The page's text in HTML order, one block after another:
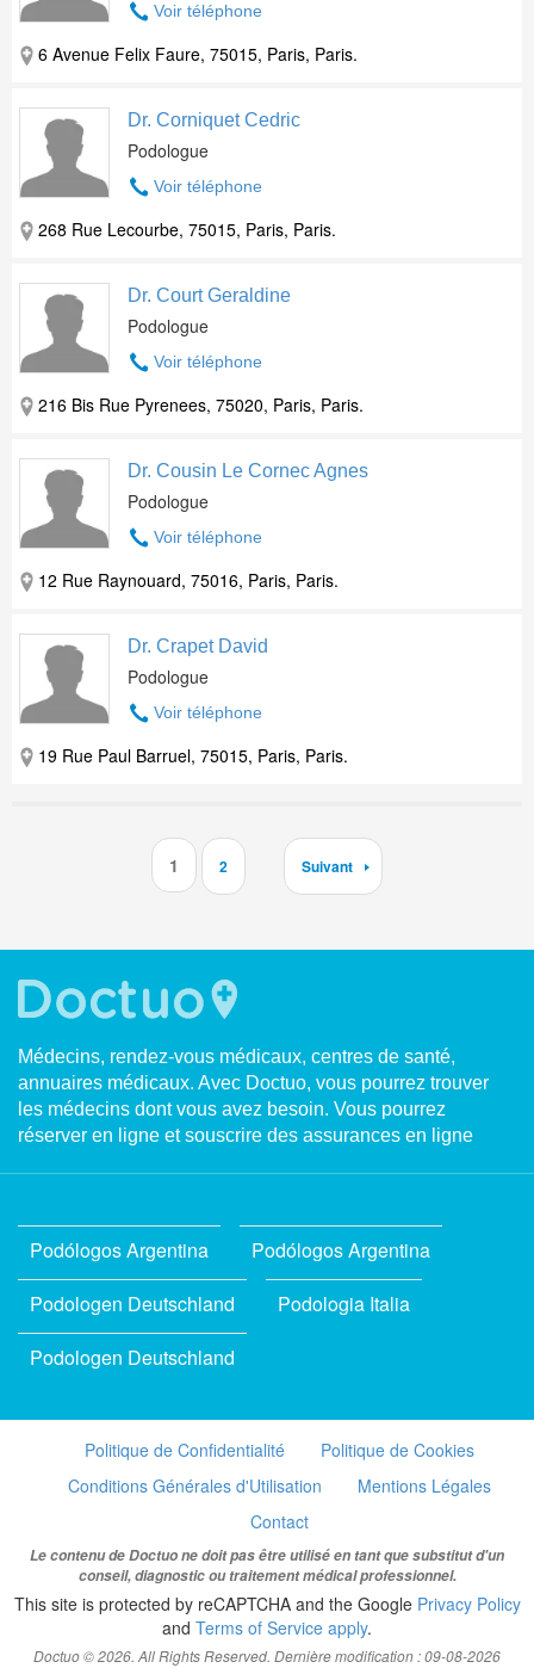
Voir téléphone
6 Avenue Felix Faure, 75015, Paris, Paris.
Dr. Corniquet Cedric
Podologue
Voir téléphone
268 Rue Lecourbe, 75015, Paris, Paris.
Dr. Court Geraldine
Podologue
Voir téléphone
216 Bis Rue Pyrenees, 75020, Paris, Paris.
Dr. Cousin Le Cornec Agnes
Podologue
Voir téléphone
12 Rue Raynouard, 75016, Paris, Paris.
Dr. Crapet David
Podologue
Voir téléphone
19 Rue Paul Barruel, 75015, Paris, Paris.
1 2 Suivant
Médecins, rendez-vous médicaux, centres de santé,
annuaires médicaux. Avec Doctuo, vous pourrez trouver
les médecins dont vous avez besoin. Vous pourrez
réserver en ligne et souscrire des assurances en ligne
Podólogos Argentina
Podólogos Argentina
Podologen Deutschland
Podologia Italia
Podologen Deutschland
Politique de Confidentialité
Politique de Cookies
Conditions Générales d'Utilisation
Mentions Légales
Contact
Le contenu de Doctuo ne doit pas être utilisé en tant que substitut d'un
conseil, diagnostic ou traitement médical professionnel.
This site is protected by reCAPTCHA and the Google Privacy Policy
and Terms of Service apply.
Doctuo © 2026. All Rights Reserved. Dernière modification : 09-08-2026